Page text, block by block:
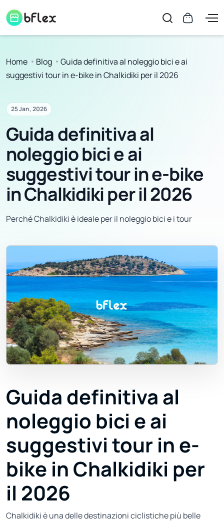
Home Blog
Guida definitiva al noleggio bici e ai
suggestivi tour in e-bike in Chalkidiki per il 2026
25 Jan, 2026
Guida definitiva al
noleggio bici e ai
suggestivi tour in e-bike
in Chalkidiki per il 2026
Perché Chalkidiki è ideale per il noleggio bici e i tour
Guida definitiva al
noleggio bici e ai
suggestivi tour in e-
bike in Chalkidiki per
il 2026
Chalkidiki è una delle destinazioni ciclistiche più belle